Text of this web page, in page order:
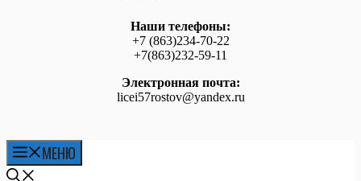
Наши телефоны:
+7 (863)234-70-22
+7(863)232-59-11
Электронная почта:
licei57rostov@yandex.ru
МЕНЮ